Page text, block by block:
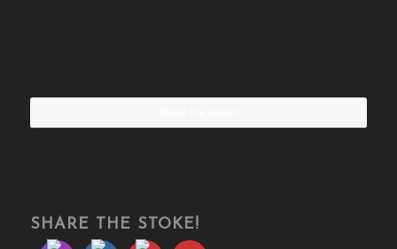
SHARE THE STOKE!